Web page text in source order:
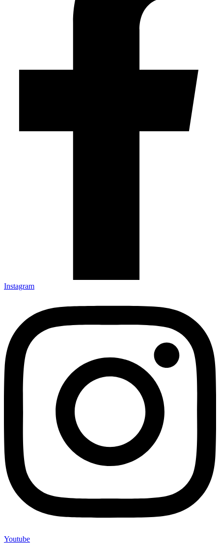
Instagram
Youtube